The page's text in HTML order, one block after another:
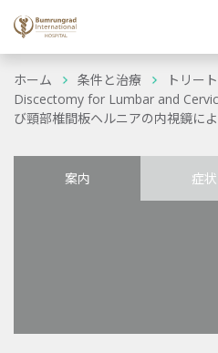
ホーム 条件と治療 トリー
Discectomy for Lumbar and
び頸部椎間板ヘルニアの内視鏡によ
案内 症状